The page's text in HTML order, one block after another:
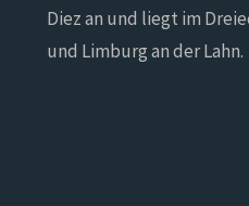
Diez an und liegt im
und Limburg an der Lahn.